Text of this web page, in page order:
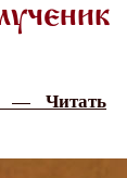
— Читать